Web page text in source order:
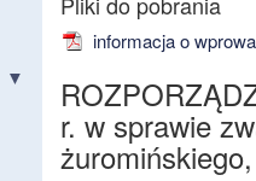
informacja o
r. w sprawie